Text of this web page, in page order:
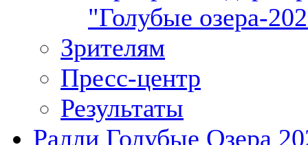
"Голубые озера-
Зрителям
Пресс-центр
Результаты
Ралли Голубые Озера